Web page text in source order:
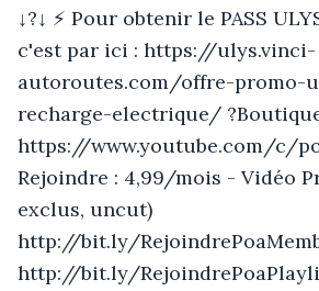
↓?↓ ⚡ Pour obtenir le PASS
c'est par ici : https://ulys.vinci-
autoroutes.com/offre-promo-
recharge-electrique/
https://www.youtube.com/c/
Rejoindre : 4,99/mois - Vidéo
exclus, uncut)
http://bit.ly/
http://bit.ly/